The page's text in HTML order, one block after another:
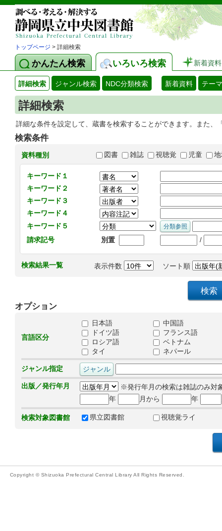
トップページ > 詳細検索
かんたん検索 いろいろ検索 新着資料
詳細検索 ジャンル検索 NDC分類検索 新着資料 テー
詳細検索
詳細な条件を設定して、蔵書を検索することができます。また
検索条件
資料種別 図書 雑誌 視聴覚 児童
キーワード１
キーワード２
キーワード３
キーワード４
キーワード５
請求記号
別置 /
検索結果一覧 表示件数 ソート順
オプション
言語区分
日本語
中国語
ドイツ語
フランス語
ロシア語
ベトナム
タイ
ネパール
ジャンル指定
出版／発行年月
※発行年月の検索は雑誌のみ対
年
月から 年
検索対象図書館 県立図書館 視聴覚ライ
Copyright © Shizuoka Prefectural Central Library All Rights Reserved.